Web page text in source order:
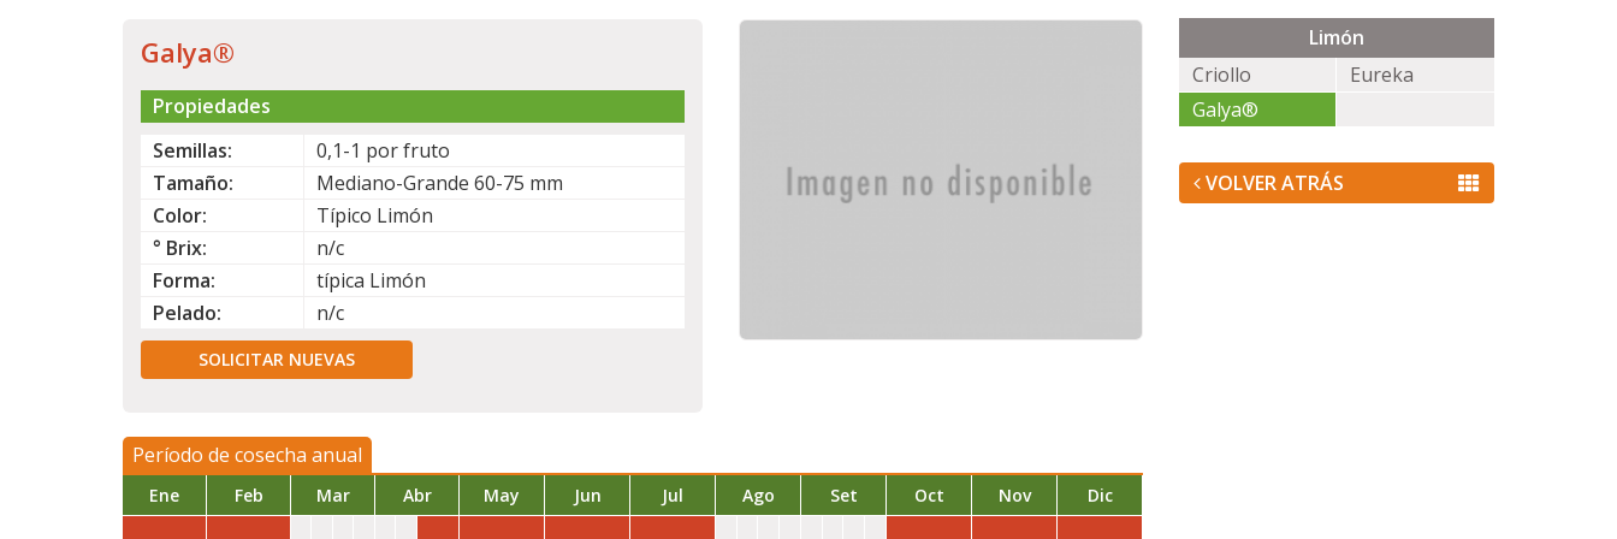
Galya®
Propiedades
Semillas:
0,1-1 por fruto
Tamaño:
Mediano-Grande 60-75 mm
Color:
Típico Limón
° Brix:
n/c
Forma:
típica Limón
Pelado:
n/c
SOLICITAR NUEVAS
Período de cosecha anual
Ene Feb Mar Abr May Jun Jul Ago Set Oct Nov Dic
Limón
Criollo
Eureka
Galya®
VOLVER ATRÁS